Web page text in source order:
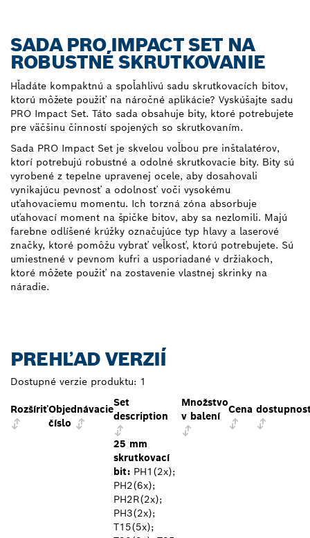
SADA PRO IMPACT SET NA
ROBUSTNÉ SKRUTKOVANIE
Hľadáte kompaktnú a spoľahlivú sadu skrutkovacích bitov,
ktorú môžete použiť na náročné aplikácie? Vyskúšajte sadu
PRO Impact Set. Táto sada obsahuje bity, ktoré potrebujete
pre väčšinu činností spojených so skrutkovaním.
Sada PRO Impact Set je skvelou voľbou pre inštalatérov,
ktorí potrebujú robustné a odolné skrutkovacie bity. Bity sú
vyrobené z tepelne upravenej ocele, aby dosahovali
vynikajúcu pevnosť a odolnosť voči vysokému
uťahovaciemu momentu. Ich torzná zóna absorbuje
uťahovací moment na špičke bitov, aby sa nezlomili. Majú
farebne odlíšené krúžky označujúce typ hlavy a laserové
značky, ktoré pomôžu vybrať veľkosť, ktorú potrebujete. Sú
umiestnené v pevnom kufri a usporiadané v držiakoch,
ktoré môžete použiť na zostavenie vlastnej skrinky na
náradie.
PREHĽAD VERZIÍ
Dostupné verzie produktu: 1
RozšíriťObjednávacie
číslo
Set
description
Množstvo
v balení
Cena
25 mm
skrutkovací
bit: PH1(2x);
PH2(6x);
PH2R(2x);
PH3(2x);
T15(5x);